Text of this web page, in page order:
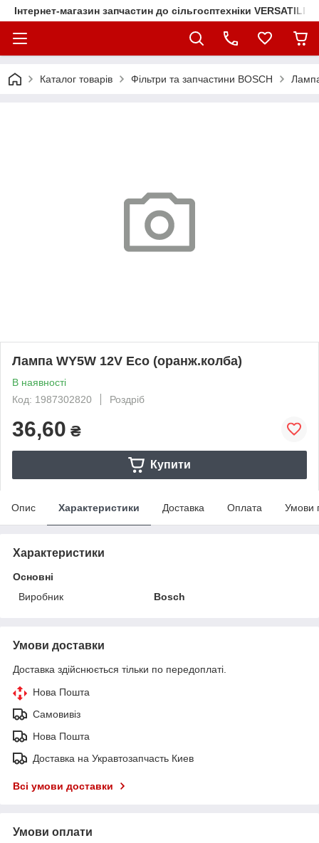
Інтернет-магазин запчастин до сільгосптехніки VERSATILE
Каталог товарів Фільтри та запчастини BOSCH
Лампа WY5W 12V Eco (оранж.колба)
В наявності
Код: 1987302820
Роздріб
36,60 ₴
Купити
Опис Характеристики Доставка Оплата Умови
Характеристики
Основні
Виробник
Bosch
Умови доставки
Доставка здійснюється тільки по передоплаті.
Нова Пошта
Самовивіз
Нова Пошта
Доставка на Укравтозапчасть Киев
Всі умови доставки
Умови оплати